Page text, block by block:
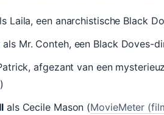
Laila, een anarchistische Black
als Mr. Conteh, een Black Doves-
afgezant van een
als Cecile Mason (MovieMeter